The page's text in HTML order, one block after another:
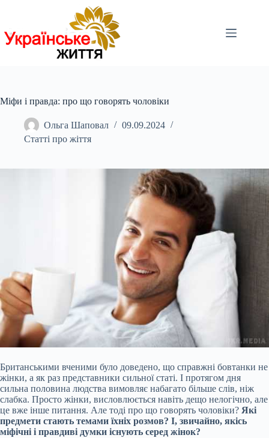
Міфи і правда: про що говорять чоловіки
Ольга Шаповал
09.09.2024
Статті про жіття
Британськими вченими було доведено, що справжні бовтанки не
жінки, а як раз представники сильної статі. І протягом дня
сильна половина людства вимовляє набагато більше слів, ніж
слабка. Просто жінки, висловлюється навіть дещо нелогічно, але
це вже інше питання. Але тоді про що говорять чоловіки? Які
предмети стають темами їхніх розмов? І, звичайно, якісь
міфічні і правдиві думки існують серед жінок?